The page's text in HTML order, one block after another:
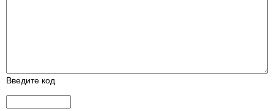
Введите код